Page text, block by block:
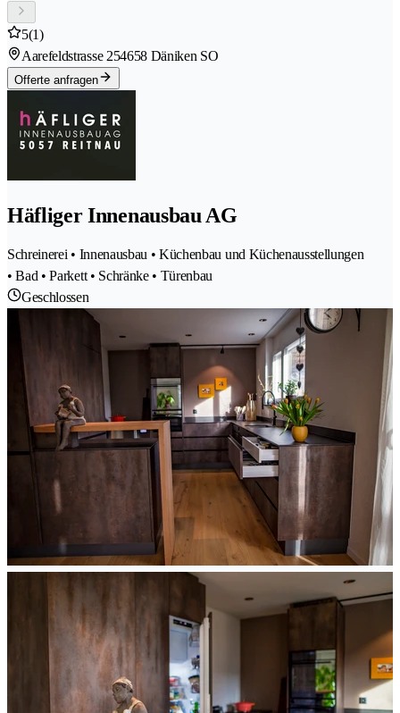
5(1)
Aarefeldstrasse 254658 Däniken SO
Offerte anfragen
Häfliger Innenausbau AG
Schreinerei • Innenausbau • Küchenbau und Küchenausstellungen
• Bad • Parkett • Schränke • Türenbau
Geschlossen